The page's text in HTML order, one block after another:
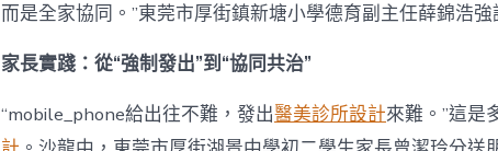
而是全家協同。”東莞市厚街鎮新塘小學德育副主任薛錦浩強
家長實踐：從“強制發出”到“協同共治”
“mobile_phone給出往不難，發出醫美診所設計來難。”這是